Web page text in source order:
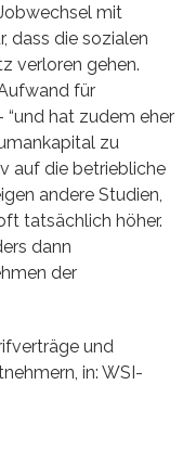
mit
dass die sozialen
verloren gehen.
für
“und hat zudem eher
zu
auf die betriebliche
andere Studien,
tatsächlich höher.
dann
der
und
in: WSI-